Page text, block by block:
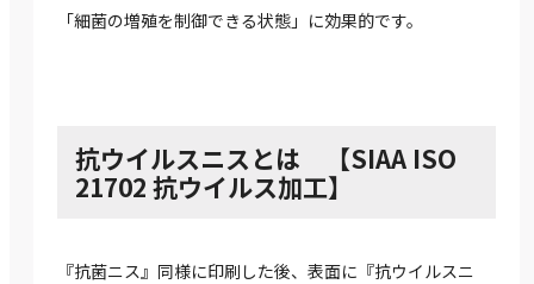
「細菌の増殖を制御できる状態」に効果的です。
抗ウイルスニスとは 【SIAA ISO
21702 抗ウイルス加工】
『抗菌ニス』同様に印刷した後、表面に『抗ウイルスニ